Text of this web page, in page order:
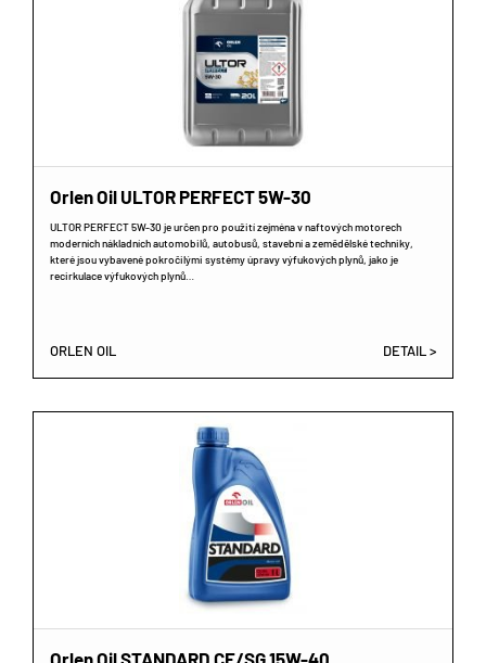
Orlen Oil ULTOR PERFECT 5W-30
ULTOR PERFECT 5W-30 je určen pro použití zejména v naftových motorech
moderních nákladních automobilů, autobusů, stavební a zemědělské techniky,
které jsou vybavené pokročilými systémy úpravy výfukových plynů, jako je
recirkulace výfukových plynů…
ORLEN OIL DETAIL >